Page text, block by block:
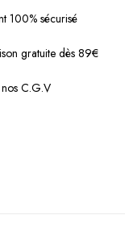
100% sécurisé
gratuite dès 89€
C.G.V